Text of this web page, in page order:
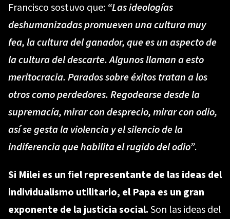
Francisco sostuvo que: “Las ideologías
deshumanizadas promueven una cultura muy
fea, la cultura del ganador, que es un aspecto de
la cultura del descarte. Algunos llaman a esto
meritocracia. Parados sobre éxitos tratan a los
otros como perdedores. Regodearse desde la
supremacía, mirar con desprecio, mirar con odio,
así se gesta la violencia y el silencio de la
indiferencia que habilita el rugido del odio”.
Si Milei es un fiel representante de las ideas del
individualismo utilitario, el Papa es un gran
exponente de la justicia social.Son las ideas del